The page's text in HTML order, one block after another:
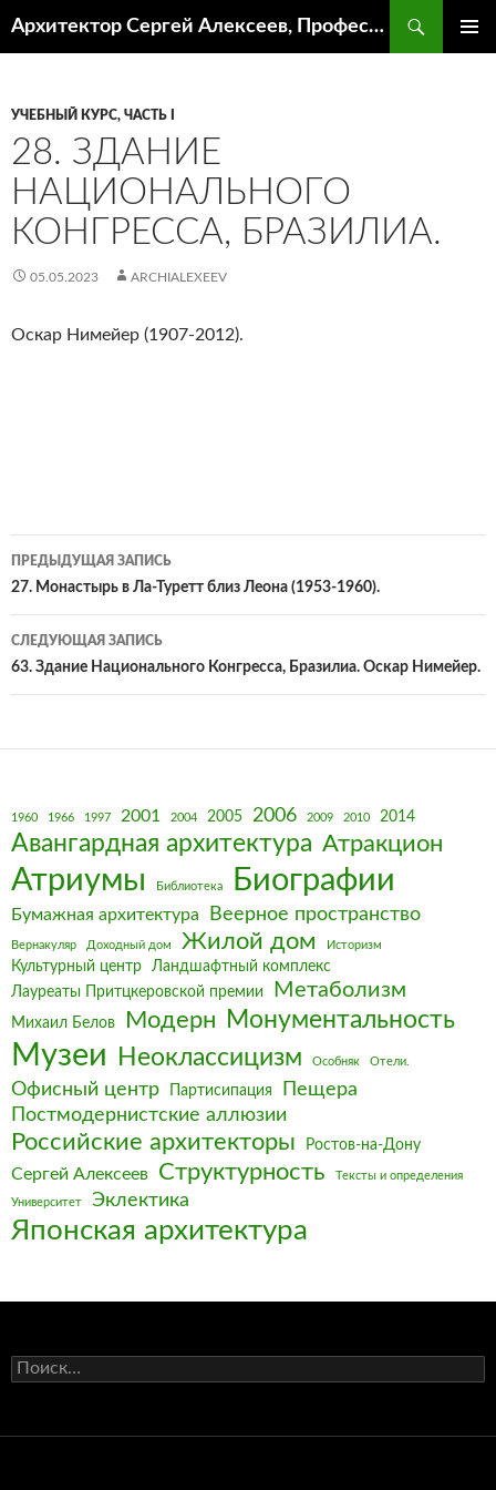
Архитектор Сергей Алексеев, Профессор кафедры ИА и АР ААИ ЮФУ
УЧЕБНЫЙ КУРС, ЧАСТЬ I
28. ЗДАНИЕ
НАЦИОНАЛЬНОГО
КОНГРЕССА, БРАЗИЛИА.
05.05.2023 ARCHIALEXEEV
Оскар Нимейер (1907-2012).
Навигация
по
записям
ПРЕДЫДУЩАЯ ЗАПИСЬ
27. Монастырь в Ла-Туретт близ Леона (1953-1960).
СЛЕДУЮЩАЯ ЗАПИСЬ
63. Здание Национального Конгресса, Бразилиа. Оскар Нимейер.
1960 1966 1997 2001 2004 2005 2006 2009 2010 2014
Авангардная архитектура Атракцион
Атриумы Библиотека Биографии
Бумажная архитектура Веерное пространство
Вернакуляр Доходный дом Жилой дом Историзм
Культурный центр
Ландшафтный комплекс
Лауреаты Притцкеровской премии
Метаболизм
Михаил Белов Модерн Монументальность
Музеи Неоклассицизм Особняк Отели.
Офисный центр Партисипация
Пещера
Постмодернистские аллюзии
Российские архитекторы Ростов-на-Дону
Сергей Алексеев Структурность Тексты и определения
Университет Эклектика
Японская архитектура
Найти: